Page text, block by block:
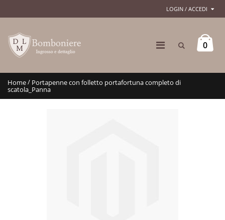
LOGIN / ACCEDI
0
Home/ Portapenne con folletto portafortuna completo di
scatola_Panna